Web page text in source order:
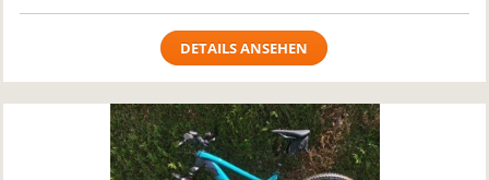
DETAILS ANSEHEN